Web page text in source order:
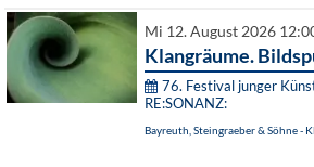
Mi 12. August 2026
Klangräume.
76. Festival junger
RE:SONANZ:
Bayreuth, Steingraeber & Söhne -